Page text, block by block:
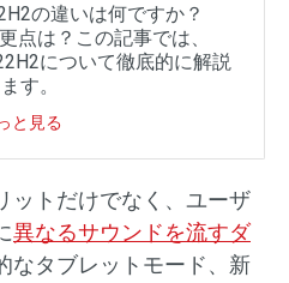
の違いは何ですか？
点は？この記事では、
について徹底的に解説
す。
と見る
ットだけでなく、ユーザ
異なるサウンドを流すダ
なタブレットモード、新